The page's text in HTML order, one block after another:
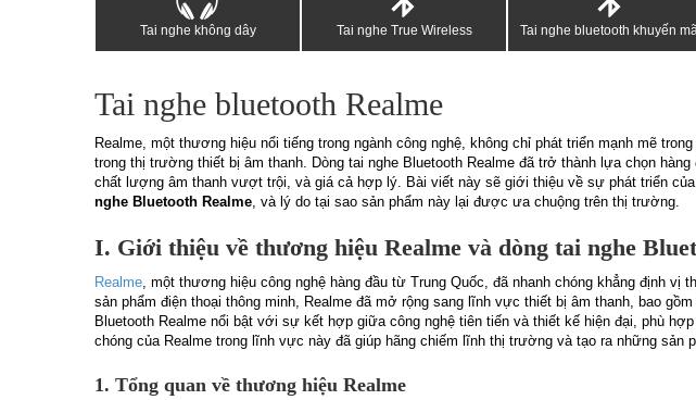
Tai nghe không dây Tai nghe True Wireless Tai nghe bluetooth khuyến
Tai nghe bluetooth Realme
Realme, một thương hiệu nổi tiếng trong ngành công nghệ, không chỉ phát triển mạnh mẽ
trong thị trường thiết bị âm thanh. Dòng tai nghe Bluetooth Realme đã trở thành lựa chọn
chất lượng âm thanh vượt trội, và giá cả hợp lý. Bài viết này sẽ giới thiệu về sự phát triển
nghe Bluetooth Realme, và lý do tại sao sản phẩm này lại được ưa chuộng trên thị trường.
I. Giới thiệu về thương hiệu Realme và dòng tai nghe
Realme, một thương hiệu công nghệ hàng đầu từ Trung Quốc, đã nhanh chóng khẳng định
sản phẩm điện thoại thông minh, Realme đã mở rộng sang lĩnh vực thiết bị âm thanh, bao
Bluetooth Realme nổi bật với sự kết hợp giữa công nghệ tiên tiến và thiết kế hiện đại, phù
chóng của Realme trong lĩnh vực này đã giúp hãng chiếm lĩnh thị trường và tạo ra những sản
1. Tổng quan về thương hiệu Realme